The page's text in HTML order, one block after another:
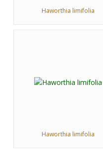
Haworthia limifolia
Haworthia limifolia